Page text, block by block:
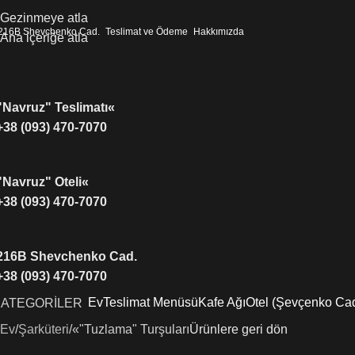
Gezinmeye atla
Ana içeriğe atla
Shevchenko Cad. Teslimat ve Ödeme Hakkımızda
Teslimatı«
(093) 470-7070
Oteli«
(093) 470-7070
Shevchenko Cad.
(093) 470-7070
EvTeslimat MenüsüKafe AğıOtel (Şevçenko
Ev Şarküteri «"Tuzlama" TurşularıÜrünlere geri dön